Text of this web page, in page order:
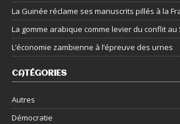
La Guinée réclame ses manuscrits pillés à la
La gomme arabique comme levier du conflit au
L’économie zambienne à l’épreuve des urnes
CATÉGORIES
Autres
Démocratie